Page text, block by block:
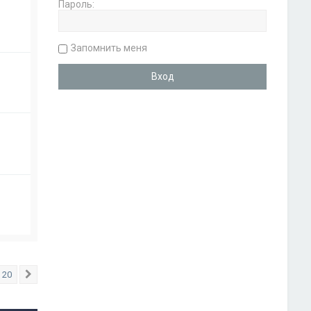
20
Пароль:
Запомнить меня